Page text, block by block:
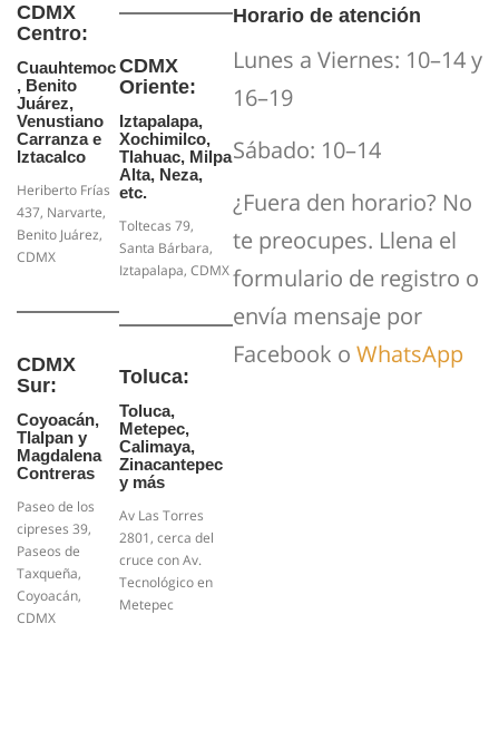
CDMX
Centro:
Cuauhtemoc
, Benito
Juárez,
Venustiano
Carranza e
Iztacalco
Heriberto Frías
437, Narvarte,
Benito Juárez,
CDMX
CDMX
Sur:
Coyoacán,
Tlalpan y
Magdalena
Contreras
Paseo de los
cipreses 39,
Paseos de
Taxqueña,
Coyoacán,
CDMX
CDMX
Oriente:
Iztapalapa,
Xochimilco,
Tlahuac, Milpa
Alta, Neza,
etc.
Toltecas 79,
Santa Bárbara,
Iztapalapa, CDMX
Toluca:
Toluca,
Metepec,
Calimaya,
Zinacantepec
y más
Av Las Torres
2801, cerca del
cruce con Av.
Tecnológico en
Metepec
Horario de atención
Lunes a Viernes: 10–14 y
16–19
Sábado: 10–14
¿Fuera den horario? No
te preocupes. Llena el
formulario de registro o
envía mensaje por
Facebook o WhatsApp